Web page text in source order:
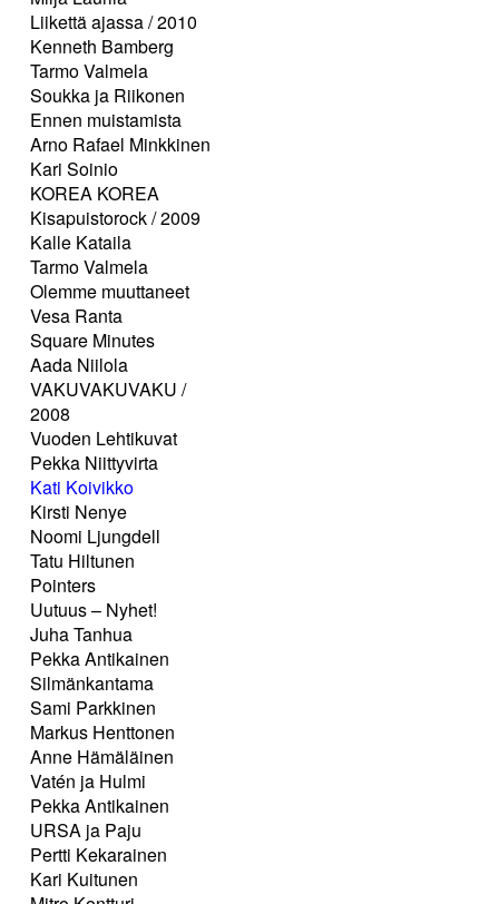
Liikettä ajassa / 2010
Kenneth Bamberg
Tarmo Valmela
Soukka ja Riikonen
Ennen muistamista
Arno Rafael Minkkinen
Kari Soinio
KOREA KOREA
Kisapuistorock / 2009
Kalle Kataila
Tarmo Valmela
Olemme muuttaneet
Vesa Ranta
Square Minutes
Aada Niilola
VAKUVAKUVAKU /
2008
Vuoden Lehtikuvat
Pekka Niittyvirta
Kati Koivikko
Kirsti Nenye
Noomi Ljungdell
Tatu Hiltunen
Pointers
Uutuus – Nyhet!
Juha Tanhua
Pekka Antikainen
Silmänkantama
Sami Parkkinen
Markus Henttonen
Anne Hämäläinen
Vatén ja Hulmi
Pekka Antikainen
URSA ja Paju
Pertti Kekarainen
Kari Kuitunen